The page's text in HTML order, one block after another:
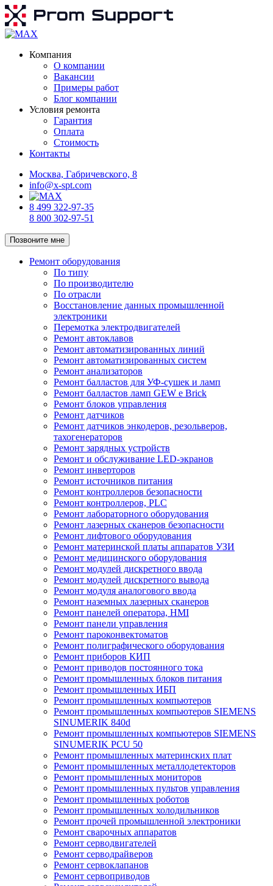
Компания
О компании
Вакансии
Примеры работ
Блог компании
Условия ремонта
Гарантия
Оплата
Стоимость
Контакты
Москва, Габричевского, 8
info@x-spt.com
8 499 322-97-35
8 800 302-97-51
Позвоните мне
Ремонт оборудования
По типу
По производителю
По отрасли
Восстановление данных промышленной
электроники
Перемотка электродвигателей
Ремонт автоклавов
Ремонт автоматизированных линий
Ремонт автоматизированных систем
Ремонт анализаторов
Ремонт балластов для УФ-сушек и ламп
Ремонт балластов ламп GEW e Brick
Ремонт блоков управления
Ремонт датчиков
Ремонт датчиков энкодеров, резольверов,
тахогенераторов
Ремонт зарядных устройств
Ремонт и обслуживание LED-экранов
Ремонт инверторов
Ремонт источников питания
Ремонт контроллеров безопасности
Ремонт контроллеров, PLC
Ремонт лабораторного оборудования
Ремонт лазерных сканеров безопасности
Ремонт лифтового оборудования
Ремонт материнской платы аппаратов УЗИ
Ремонт медицинского оборудования
Ремонт модулей дискретного ввода
Ремонт модулей дискретного вывода
Ремонт модуля аналогового ввода
Ремонт наземных лазерных сканеров
Ремонт панелей оператора, HMI
Ремонт панели управления
Ремонт пароконвектоматов
Ремонт полиграфического оборудования
Ремонт приборов КИП
Ремонт приводов постоянного тока
Ремонт промышленных блоков питания
Ремонт промышленных ИБП
Ремонт промышленных компьютеров
Ремонт промышленных компьютеров SIEMENS
SINUMERIK 840d
Ремонт промышленных компьютеров SIEMENS
SINUMERIK PCU 50
Ремонт промышленных материнских плат
Ремонт промышленных металлодетекторов
Ремонт промышленных мониторов
Ремонт промышленных пультов управления
Ремонт промышленных роботов
Ремонт промышленных холодильников
Ремонт прочей промышленной электроники
Ремонт сварочных аппаратов
Ремонт серводвигателей
Ремонт серводрайверов
Ремонт сервоклапанов
Ремонт сервоприводов